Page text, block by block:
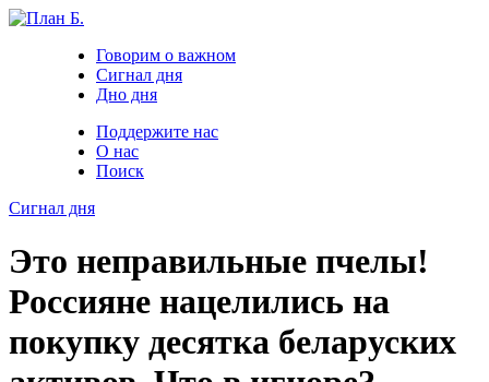
Говорим о важном
Сигнал дня
Дно дня
Поддержите нас
О нас
Поиск
Сигнал дня
Это неправильные пчелы!
Россияне нацелились на
покупку десятка беларуских